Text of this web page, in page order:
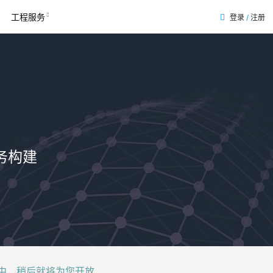
工程服务 登录 / 注册
构建